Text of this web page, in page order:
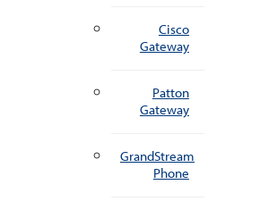
Cisco
Gateway
Patton
Gateway
GrandStream
Phone